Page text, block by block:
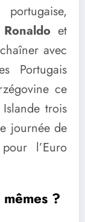
et
avec
Portugais
ce
trois
journée de
l’Euro
?